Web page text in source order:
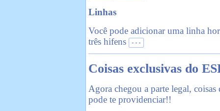
Linhas
Você pode adicionar uma linha
três hifens
---
Coisas exclusivas do
Agora chegou a parte legal,
pode te providenciar!!